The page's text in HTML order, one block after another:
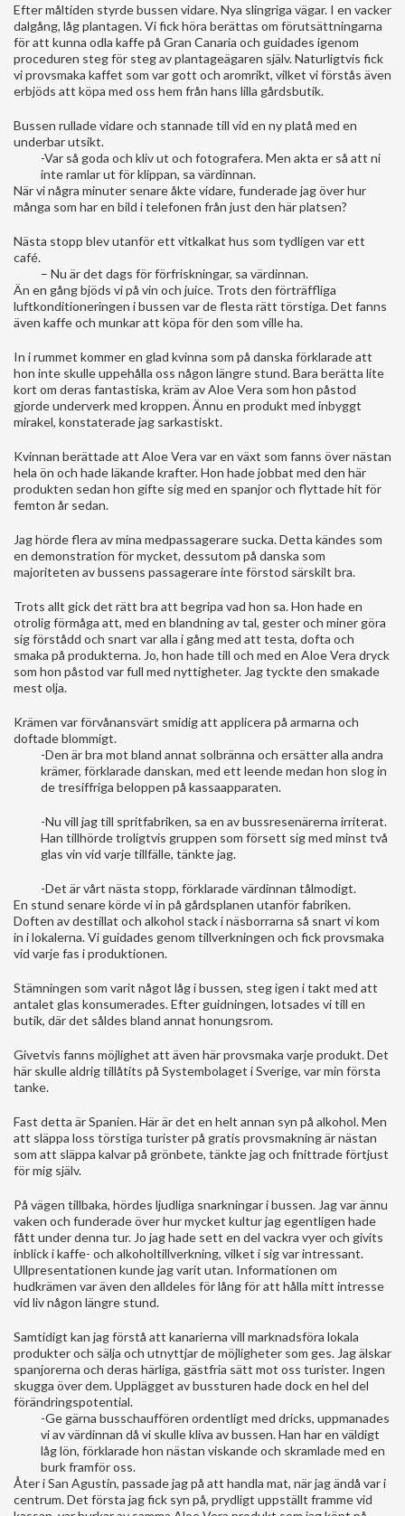
Efter måltiden styrde bussen vidare. Nya slingriga vägar. I en vacker
dalgång, låg plantagen. Vi fick höra berättas om förutsättningarna
för att kunna odla kaffe på Gran Canaria och guidades igenom
proceduren steg för steg av plantageägaren själv. Naturligtvis fick
vi provsmaka kaffet som var gott och aromrikt, vilket vi förstås även
erbjöds att köpa med oss hem från hans lilla gårdsbutik.
Bussen rullade vidare och stannade till vid en ny platå med en
underbar utsikt.
-Var så goda och kliv ut och fotografera. Men akta er så att ni
inte ramlar ut för klippan, sa värdinnan.
När vi några minuter senare åkte vidare, funderade jag över hur
många som har en bild i telefonen från just den här platsen?
Nästa stopp blev utanför ett vitkalkat hus som tydligen var ett
café.
– Nu är det dags för förfriskningar, sa värdinnan.
Än en gång bjöds vi på vin och juice. Trots den förträffliga
luftkonditioneringen i bussen var de flesta rätt törstiga. Det fanns
även kaffe och munkar att köpa för den som ville ha.
In i rummet kommer en glad kvinna som på danska förklarade att
hon inte skulle uppehålla oss någon längre stund. Bara berätta lite
kort om deras fantastiska, kräm av Aloe Vera som hon påstod
gjorde underverk med kroppen. Ännu en produkt med inbyggt
mirakel, konstaterade jag sarkastiskt.
Kvinnan berättade att Aloe Vera var en växt som fanns över nästan
hela ön och hade läkande krafter. Hon hade jobbat med den här
produkten sedan hon gifte sig med en spanjor och flyttade hit för
femton år sedan.
Jag hörde flera av mina medpassagerare sucka. Detta kändes som
en demonstration för mycket, dessutom på danska som
majoriteten av bussens passagerare inte förstod särskilt bra.
Trots allt gick det rätt bra att begripa vad hon sa. Hon hade en
otrolig förmåga att, med en blandning av tal, gester och miner göra
sig förstådd och snart var alla i gång med att testa, dofta och
smaka på produkterna. Jo, hon hade till och med en Aloe Vera dryck
som hon påstod var full med nyttigheter. Jag tyckte den smakade
mest olja.
Krämen var förvånansvärt smidig att applicera på armarna och
doftade blommigt.
-Den är bra mot bland annat solbränna och ersätter alla andra
krämer, förklarade danskan, med ett leende medan hon slog in
de tresiffriga beloppen på kassaapparaten.
-Nu vill jag till spritfabriken, sa en av bussresenärerna irriterat.
Han tillhörde troligtvis gruppen som försett sig med minst två
glas vin vid varje tillfälle, tänkte jag.
-Det är vårt nästa stopp, förklarade värdinnan tålmodigt.
En stund senare körde vi in på gårdsplanen utanför fabriken.
Doften av destillat och alkohol stack i näsborrarna så snart vi kom
in i lokalerna. Vi guidades genom tillverkningen och fick provsmaka
vid varje fas i produktionen.
Stämningen som varit något låg i bussen, steg igen i takt med att
antalet glas konsumerades. Efter guidningen, lotsades vi till en
butik, där det såldes bland annat honungsrom.
Givetvis fanns möjlighet att även här provsmaka varje produkt. Det
här skulle aldrig tillåtits på Systembolaget i Sverige, var min första
tanke.
Fast detta är Spanien. Här är det en helt annan syn på alkohol. Men
att släppa loss törstiga turister på gratis provsmakning är nästan
som att släppa kalvar på grönbete, tänkte jag och fnittrade förtjust
för mig själv.
På vägen tillbaka, hördes ljudliga snarkningar i bussen. Jag var ännu
vaken och funderade över hur mycket kultur jag egentligen hade
fått under denna tur. Jo jag hade sett en del vackra vyer och givits
inblick i kaffe- och alkoholtillverkning, vilket i sig var intressant.
Ullpresentationen kunde jag varit utan. Informationen om
hudkrämen var även den alldeles för lång för att hålla mitt intresse
vid liv någon längre stund.
Samtidigt kan jag förstå att kanarierna vill marknadsföra lokala
produkter och sälja och utnyttjar de möjligheter som ges. Jag älskar
spanjorerna och deras härliga, gästfria sätt mot oss turister. Ingen
skugga över dem. Upplägget av bussturen hade dock en hel del
förändringspotential.
-Ge gärna busschauffören ordentligt med dricks, uppmanades
vi av värdinnan då vi skulle kliva av bussen. Han har en väldigt
låg lön, förklarade hon nästan viskande och skramlade med en
burk framför oss.
Åter i San Agustin, passade jag på att handla mat, när jag ändå var i
centrum. Det första jag fick syn på, prydligt uppställt framme vid